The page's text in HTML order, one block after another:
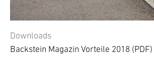
Downloads
Backstein Magazin Vorteile 2018 (PDF)